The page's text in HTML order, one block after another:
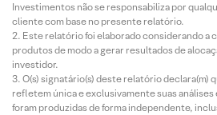
Investimentos não se responsabiliza por
cliente com base no presente relatório.
Este relatório foi elaborado considerando a
produtos de modo a gerar resultados de
investidor.
O(s) signatário(s) deste relatório declara(m)
refletem única e exclusivamente suas análises
foram produzidas de forma independente,